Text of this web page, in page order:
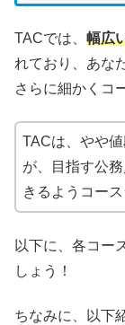
TACでは、 幅広
れており、あな
さらに細かくコ
TACは、やや
が、目指す公
きるようコー
以下に、各コー
しょう！
ちなみに、以下